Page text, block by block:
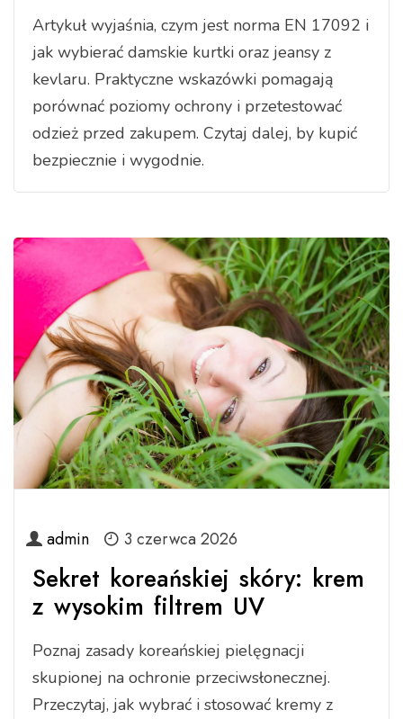
Artykuł wyjaśnia, czym jest norma EN 17092 i
jak wybierać damskie kurtki oraz jeansy z
kevlaru. Praktyczne wskazówki pomagają
porównać poziomy ochrony i przetestować
odzież przed zakupem. Czytaj dalej, by kupić
bezpiecznie i wygodnie.
admin 3 czerwca 2026
Sekret koreańskiej skóry: krem
z wysokim filtrem UV
Poznaj zasady koreańskiej pielęgnacji
skupionej na ochronie przeciwsłonecznej.
Przeczytaj, jak wybrać i stosować kremy z